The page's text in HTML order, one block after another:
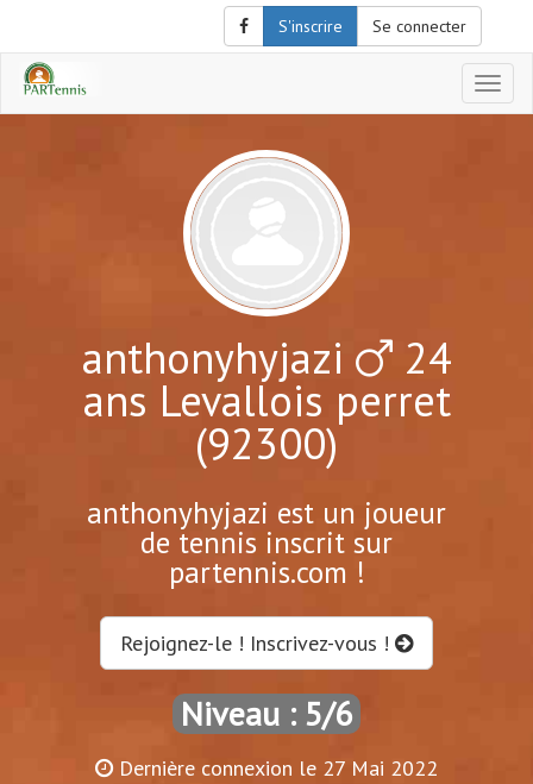
S'inscrire Se connecter
le
anthonyhyjazi 24
ans Levallois perret
(92300)
anthonyhyjazi est un joueur
de tennis inscrit sur
partennis.com !
Rejoignez-le ! Inscrivez-vous !
Niveau : 5/6
Dernière connexion le 27 Mai 2022